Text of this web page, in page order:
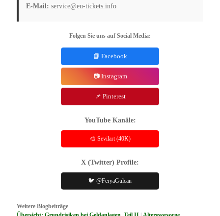
E-Mail: service@eu-tickets.info
Folgen Sie uns auf Social Media:
📘 Facebook
📷 Instagram
📌 Pinterest
YouTube Kanäle:
🎨 Sevilart (40K)
X (Twitter) Profile:
🐦 @FeryaGulcan
Weitere Blogbeiträge